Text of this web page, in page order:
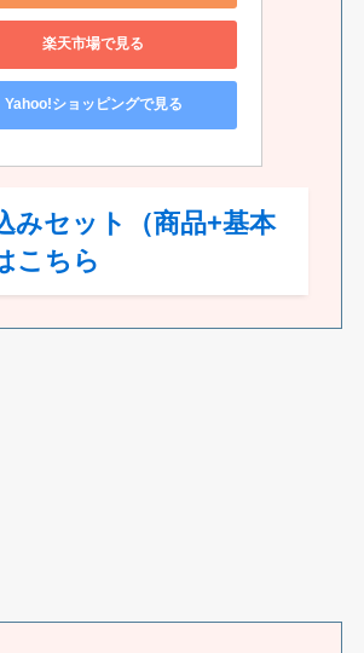
楽天市場で見る
Yahoo!ショッピングで見る
みセット（商品+基本
こちら